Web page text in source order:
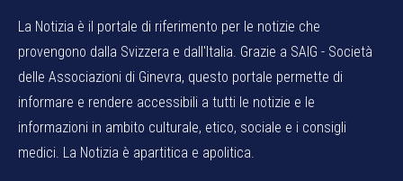
La Notizia è il portale di riferimento per le notizie che
provengono dalla Svizzera e dall'Italia. Grazie a SAIG - Società
delle Associazioni di Ginevra, questo portale permette di
informare e rendere accessibili a tutti le notizie e le
informazioni in ambito culturale, etico, sociale e i consigli
medici. La Notizia è apartitica e apolitica.